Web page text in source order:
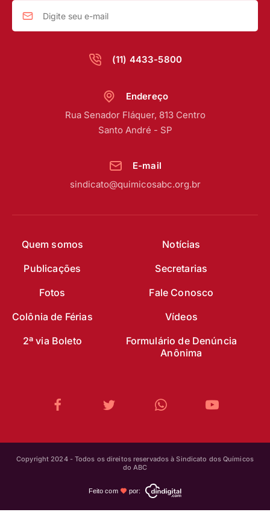
(11) 4433-5800
Quem somos
Notícias
Publicações
Secretarias
Fotos
Fale Conosco
Colônia de Férias
Vídeos
2ª via Boleto
Formulário de Denúncia
Anônima
Endereço
Rua Senador Fláquer, 813 Centro
Santo André - SP
E-mail
sindicato@quimicosabc.org.br
Copyright 2024 - Todos os direitos reservados à Sindicato dos Químicos
do ABC
Feito com por: